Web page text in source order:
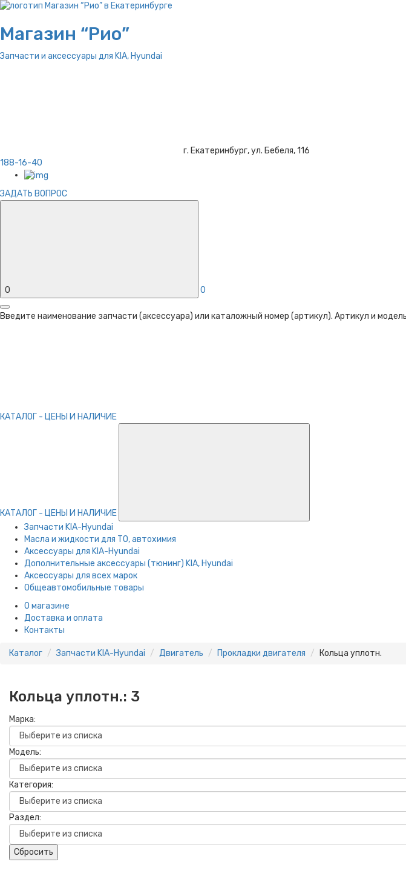
Магазин “Рио”
Запчасти и аксессуары для KIA, Hyundai
г. Екатеринбург, ул. Бебеля, 116
188-16-40
ЗАДАТЬ ВОПРОС
0 0
Введите наименование запчасти (аксессуара) или каталожный номер (артикул). Артикул и
КАТАЛОГ - ЦЕНЫ И НАЛИЧИЕ
КАТАЛОГ - ЦЕНЫ И НАЛИЧИЕ
Запчасти KIA-Hyundai
Масла и жидкости для ТО, автохимия
Аксессуары для KIA-Hyundai
Дополнительные аксессуары (тюнинг) KIA, Hyundai
Аксессуары для всех марок
Общеавтомобильные товары
О магазине
Доставка и оплата
Контакты
Каталог Запчасти KIA-Hyundai Двигатель Прокладки двигателя Кольца уплотн.
Кольца уплотн.: 3
Марка:
Модель:
Категория:
Раздел:
Сбросить